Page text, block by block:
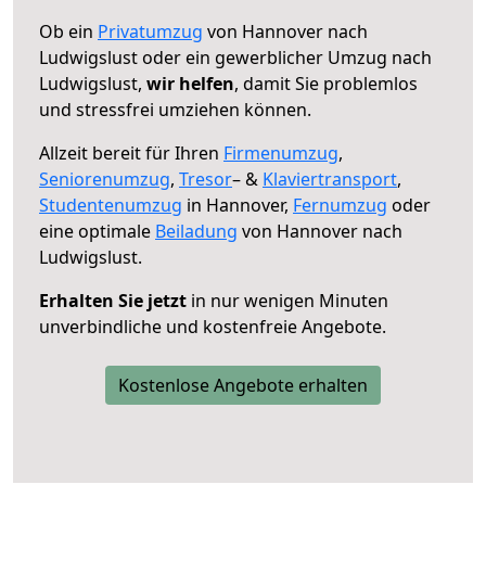
Ob ein Privatumzug von Hannover nach
Ludwigslust oder ein gewerblicher Umzug nach
Ludwigslust, wir helfen, damit Sie problemlos
und stressfrei umziehen können.
Allzeit bereit für Ihren Firmenumzug,
Seniorenumzug, Tresor– & Klaviertransport,
Studentenumzug in Hannover, Fernumzug oder
eine optimale Beiladung von Hannover nach
Ludwigslust.
Erhalten Sie jetzt in nur wenigen Minuten
unverbindliche und kostenfreie Angebote.
Kostenlose Angebote erhalten